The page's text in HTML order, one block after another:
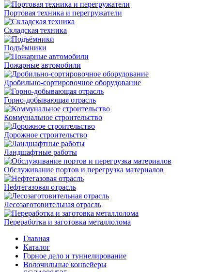
Портовая техника и перегружатели
Складская техника
Подъёмники
Пожарные автомобили
Дробильно-сортировочное оборудование
Горно-добывающая отрасль
Коммунальное строительство
Дорожное строительство
Ландшафтные работы
Обслуживание портов и перегрузка материалов
Нефтегазовая отрасль
Лесозаготовительная отрасль
Переработка и заготовка металлолома
Главная
Каталог
Горное дело и туннелирование
Волочильные конвейеры